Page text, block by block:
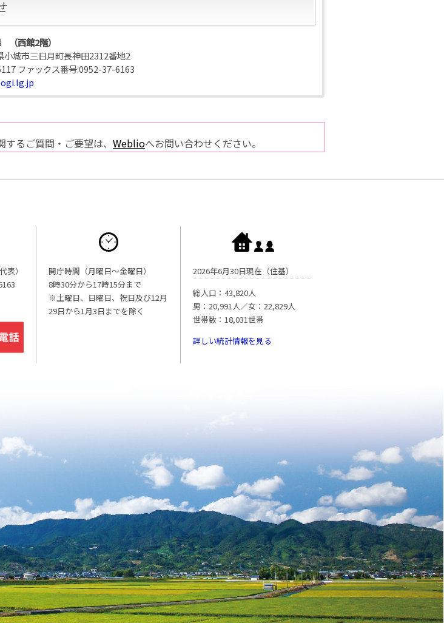
西館2階）
城市三日月町長神田2312番地2
ファックス番号:0952-37-6163
るご質問・ご要望は、 Weblioへお問い合わせください。
表）
開庁時間（月曜日〜金曜日）
8時30分から17時15分まで
※土曜日、日曜日、祝日及び12月
29日から1月3日までを除く
2026年6月30日現在（住基）
総人口：43,820人
男：20,991人／女：22,829人
世帯数：18,031世帯
詳しい統計情報を見る